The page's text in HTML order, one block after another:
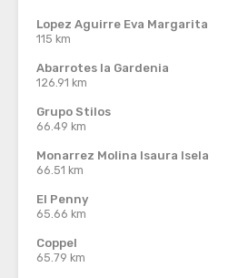
Lopez Aguirre Eva Margarita
115 km
Abarrotes la Gardenia
126.91 km
Grupo Stilos
66.49 km
Monarrez Molina Isaura Isela
66.51 km
El Penny
65.66 km
Coppel
65.79 km